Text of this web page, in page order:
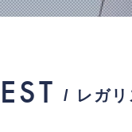
/ レガリ